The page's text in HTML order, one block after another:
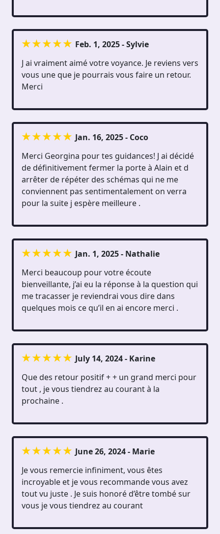
Feb. 1, 2025 - Sylvie
J ai vraiment aimé votre voyance. Je reviens vers
vous une que je pourrais vous faire un retour.
Merci
Jan. 16, 2025 - Coco
Merci Georgina pour tes guidances! J ai décidé
de définitivement fermer la porte à Alain et d
arrêter de répéter des schémas qui ne me
conviennent pas sentimentalement on verra
pour la suite j espère meilleure .
Jan. 1, 2025 - Nathalie
Merci beaucoup pour votre écoute
bienveillante, j’ai eu la réponse à la question qui
me tracasser je reviendrai vous dire dans
quelques mois ce qu’il en ai encore merci .
July 14, 2024 - Karine
Que des retour positif + + un grand merci pour
tout , je vous tiendrez au courant à la
prochaine .
June 26, 2024 - Marie
Je vous remercie infiniment, vous êtes
incroyable et je vous recommande vous avez
tout vu juste . Je suis honoré d’être tombé sur
vous je vous tiendrez au courant